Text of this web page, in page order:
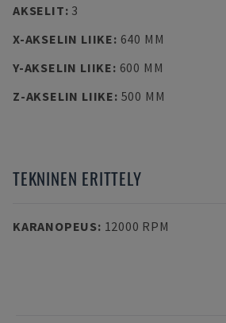
AKSELIT: 3
X-AKSELIN LIIKE: 640 MM
Y-AKSELIN LIIKE: 600 MM
Z-AKSELIN LIIKE: 500 MM
TEKNINEN ERITTELY
KARANOPEUS: 12000 RPM